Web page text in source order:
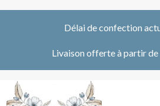
Délai de confection
Livaison offerte à partir de